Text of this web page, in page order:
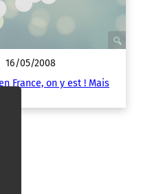
16/05/2008
France, on y est ! Mais